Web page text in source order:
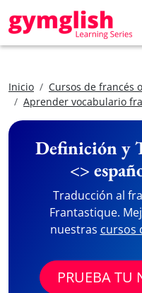
Inicio
Cursos de francés
Aprender vocabulario
Definición y
<>
Traducción al
Frantastique.
nuestras cursos
PRUEBA TU